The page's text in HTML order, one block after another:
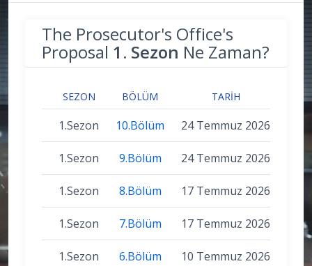
The Prosecutor's Office's
Proposal 1. Sezon Ne Zaman?
SEZON BÖLÜM TARIH
1.Sezon 10.Bölüm 24 Temmuz 2026
1.Sezon 9.Bölüm 24 Temmuz 2026
1.Sezon 8.Bölüm 17 Temmuz 2026
1.Sezon 7.Bölüm 17 Temmuz 2026
1.Sezon 6.Bölüm 10 Temmuz 2026